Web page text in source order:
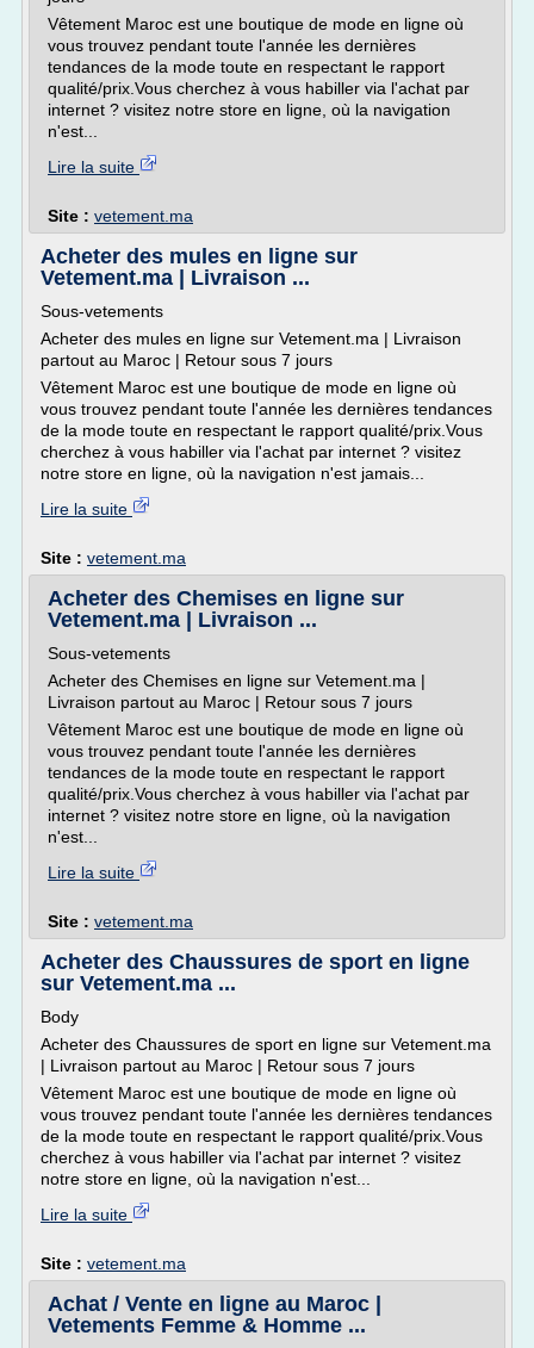
Vêtement Maroc est une boutique de mode en ligne où
vous trouvez pendant toute l'année les dernières
tendances de la mode toute en respectant le rapport
qualité/prix.Vous cherchez à vous habiller via l'achat par
internet ? visitez notre store en ligne, où la navigation
n'est...
Lire la suite
Site : vetement.ma
Acheter des mules en ligne sur
Vetement.ma | Livraison ...
Sous-vetements
Acheter des mules en ligne sur Vetement.ma | Livraison
partout au Maroc | Retour sous 7 jours
Vêtement Maroc est une boutique de mode en ligne où
vous trouvez pendant toute l'année les dernières tendances
de la mode toute en respectant le rapport qualité/prix.Vous
cherchez à vous habiller via l'achat par internet ? visitez
notre store en ligne, où la navigation n'est jamais...
Lire la suite
Site : vetement.ma
Acheter des Chemises en ligne sur
Vetement.ma | Livraison ...
Sous-vetements
Acheter des Chemises en ligne sur Vetement.ma |
Livraison partout au Maroc | Retour sous 7 jours
Vêtement Maroc est une boutique de mode en ligne où
vous trouvez pendant toute l'année les dernières
tendances de la mode toute en respectant le rapport
qualité/prix.Vous cherchez à vous habiller via l'achat par
internet ? visitez notre store en ligne, où la navigation
n'est...
Lire la suite
Site : vetement.ma
Acheter des Chaussures de sport en ligne
sur Vetement.ma ...
Body
Acheter des Chaussures de sport en ligne sur Vetement.ma
| Livraison partout au Maroc | Retour sous 7 jours
Vêtement Maroc est une boutique de mode en ligne où
vous trouvez pendant toute l'année les dernières tendances
de la mode toute en respectant le rapport qualité/prix.Vous
cherchez à vous habiller via l'achat par internet ? visitez
notre store en ligne, où la navigation n'est...
Lire la suite
Site : vetement.ma
Achat / Vente en ligne au Maroc |
Vetements Femme & Homme ...